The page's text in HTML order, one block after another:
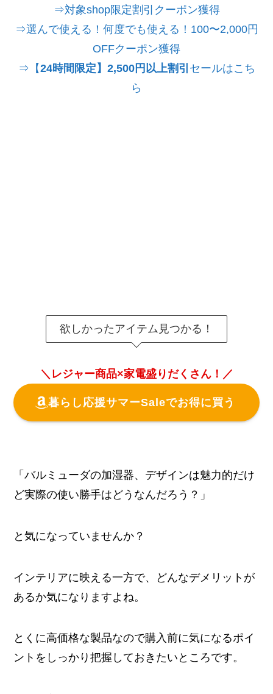
⇒対象shop限定割引クーポン獲得
⇒選んで使える！何度でも使える！100〜2,000円
OFFクーポン獲得
⇒【24時間限定】2,500円以上割引 セールはこち
ら
欲しかったアイテム見つかる！
＼レジャー商品×家電盛りだくさん！／
暮らし応援サマーSaleでお得に買う
「バルミューダの加湿器、デザインは魅力的だけ
ど実際の使い勝手はどうなんだろう？」
と気になっていませんか？
インテリアに映える一方で、どんなデメリットが
あるか気になりますよね。
とくに高価格な製品なので購入前に気になるポイ
ントをしっかり把握しておきたいところです。